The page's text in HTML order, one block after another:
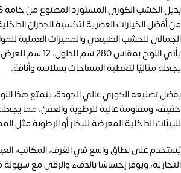
من أفضل الخيارات العصرية لتكسية الجدران
الجمالي للخشب الطبيعي والمميزات العملية
يجعله مثاليًا لتغطية المساحات بسلاسة وأناقة.
بفضل تصنيعه الكوري عالي الجودة، يتمتع هذا
خفيف، ومقاومة عالية للرطوبة والعفن، مما
للبيئات الداخلية المعرضة للبخار أو الرطوبة مثل
يُستخدم على نطاق واسع في الغرف، المكاتب،
التجارية، ويوفر إحساسًا بالدفء والرقي مع